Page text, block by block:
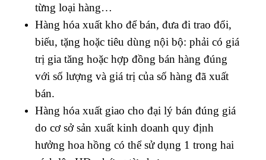
từng loại hàng…
Hàng hóa xuất kho để bán, đưa đi trao đổi,
biếu, tặng hoặc tiêu dùng nội bộ: phải có giá
trị gia tăng hoặc hợp đồng bán hàng đúng
với số lượng và giá trị của số hàng đã xuất
bán.
Hàng hóa xuất giao cho đại lý bán đúng giá
do cơ sở sản xuất kinh doanh quy định
hưởng hoa hồng có thể sử dụng 1 trong hai